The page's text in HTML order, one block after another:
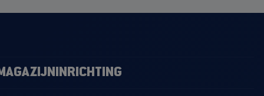
MAGAZIJNINRICHTING